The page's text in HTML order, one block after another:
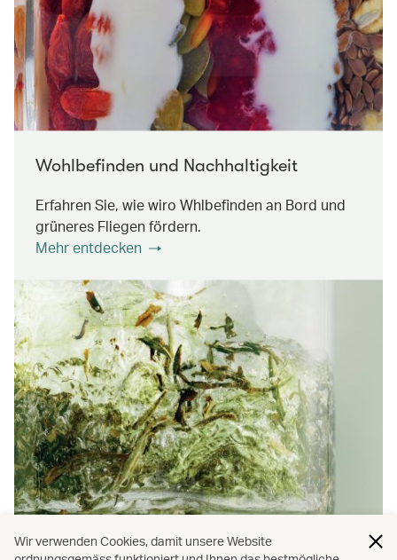
Wohlbefinden und Nachhaltigkeit
Erfahren Sie, wie wiro Whlbefinden an Bord und
grüneres Fliegen fördern.
Mehr entdecken
Wir verwenden Cookies, damit unsere Website